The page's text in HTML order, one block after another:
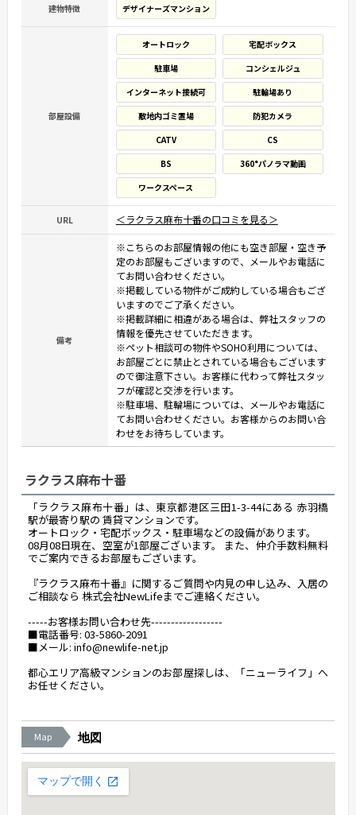
建物特徴 デザイナーズマンション
部屋設備
オートロック
宅配ボックス
駐車場
コンシェルジュ
インターネット接続可
駐輪場あり
敷地内ゴミ置場
防犯カメラ
CATV
CS
BS
360°パノラマ動画
ワークスペース
URL ＜ラクラス麻布十番の口コミを見る＞
備考
※こちらのお部屋情報の他にも空き部屋・空き予
定のお部屋もございますので、メールやお電話に
てお問い合わせください。
※掲載している物件がご成約している場合もござ
いますのでご了承ください。
※掲載詳細に相違がある場合は、弊社スタッフの
情報を優先させていただきます。
※ペット相談可の物件やSOHO利用については、
お部屋ごとに禁止とされている場合もございます
ので御注意下さい。お客様に代わって弊社スタッ
フが確認と交渉を行います。
※駐車場、駐輪場については、メールやお電話に
てお問い合わせください。お客様からのお問い合
わせをお待ちしています。
ラクラス麻布十番
「ラクラス麻布十番」は、東京都港区三田1-3-44にある 赤羽橋
駅が最寄り駅の 賃貸マンションです。
オートロック・宅配ボックス・駐車場などの設備があります。
08月08日現在、空室が1部屋ございます。 また、仲介手数料無料
でご案内できるお部屋もございます。
『ラクラス麻布十番』に関するご質問や内見の申し込み、入居の
ご相談なら 株式会社NewLifeまでご連絡ください。
-----お客様お問い合わせ先------------------
■電話番号: 03-5860-2091
■メール: info@newlife-net.jp
都心エリア高級マンションのお部屋探しは、「ニューライフ」へ
お任せください。
Map 地図